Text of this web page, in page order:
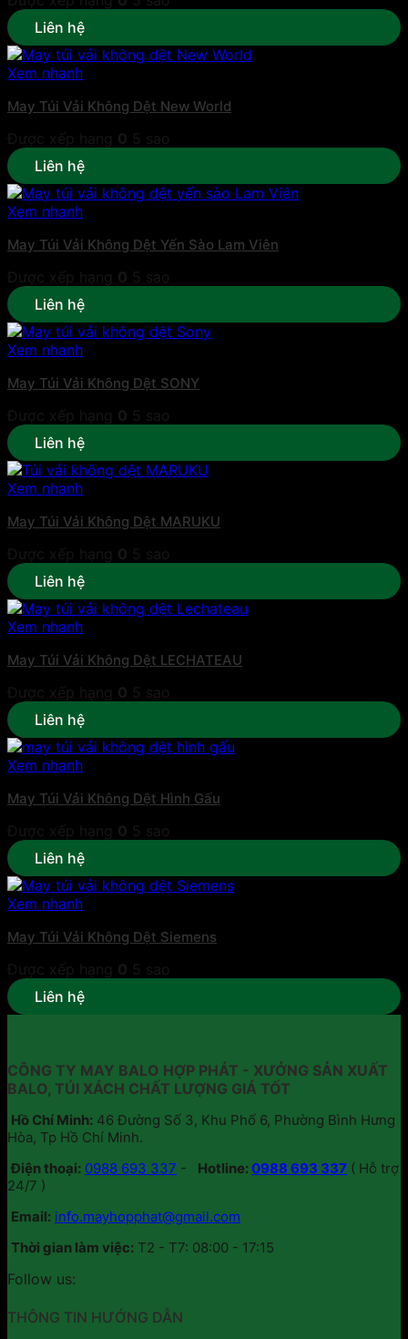
Liên hệ
Xem nhanh
May Túi Vải Không Dệt New World
Liên hệ
Xem nhanh
May Túi Vải Không Dệt Yến Sào Lam Viên
Liên hệ
Xem nhanh
May Túi Vải Không Dệt SONY
Liên hệ
Xem nhanh
May Túi Vải Không Dệt MARUKU
Liên hệ
Xem nhanh
May Túi Vải Không Dệt LECHATEAU
Liên hệ
Xem nhanh
May Túi Vải Không Dệt Hình Gấu
Liên hệ
Xem nhanh
May Túi Vải Không Dệt Siemens
Liên hệ
CÔNG TY MAY BALO HỢP PHÁT - XƯỞNG SẢN XUẤT
BALO, TÚI XÁCH CHẤT LƯỢNG GIÁ TỐT
Hồ Chí Minh: 46 Đường Số 3, Khu Phố 6, Phường Bình Hưng
Hòa, Tp Hồ Chí Minh.
Điện thoại: 0988 693 337 - Hotline:0988 693 337 ( Hỗ trợ
24/7 )
Email: info.mayhopphat@gmail.com
Thời gian làm việc: T2 - T7: 08:00 - 17:15
Follow us:
THÔNG TIN HƯỚNG DẪN